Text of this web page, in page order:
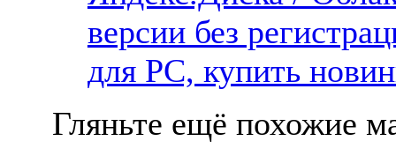
версии без
для PC, купить
Гляньте ещё похожие